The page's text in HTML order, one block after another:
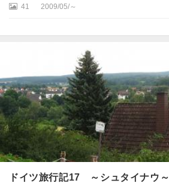
シ
ェ
ン
ブ
ル
ク
ア
ル
41 2009/05/～
ドイツ旅行記17 ～シュタイナウ～